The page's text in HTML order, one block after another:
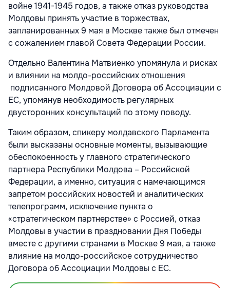
войне 1941-1945 годов, а также отказ руководства
Молдовы принять участие в торжествах,
запланированных 9 мая в Москве также был отмечен
с сожалением главой Совета Федерации России.
Отдельно Валентина Матвиенко упомянула и рисках
и влиянии на молдо-российских отношения
подписанного Молдовой Договора об Ассоциации с
ЕС, упомянув необходимость регулярных
двусторонних консультаций по этому поводу.
Таким образом, спикеру молдавского Парламента
были высказаны основные моменты, вызывающие
обеспокоенность у главного стратегического
партнера Республики Молдова – Российской
Федерации, а именно, ситуация с намечающимся
запретом российских новостей и аналитических
телепрограмм, исключение пункта о
«стратегическом партнерстве» с Россией, отказ
Молдовы в участии в праздновании Дня Победы
вместе с другими странами в Москве 9 мая, а также
влияние на молдо-российское сотрудничество
Договора об Ассоциации Молдовы с ЕС.